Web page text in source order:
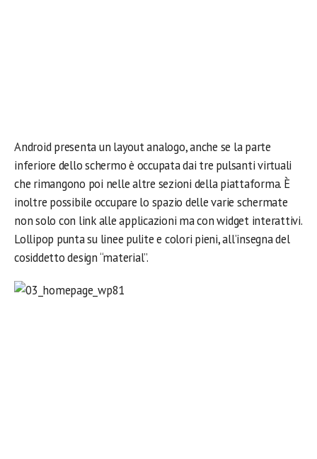
Android presenta un layout analogo, anche se la parte
inferiore dello schermo è occupata dai tre pulsanti virtuali
che rimangono poi nelle altre sezioni della piattaforma. È
inoltre possibile occupare lo spazio delle varie schermate
non solo con link alle applicazioni ma con widget interattivi.
Lollipop punta su linee pulite e colori pieni, all’insegna del
cosiddetto design “material”.